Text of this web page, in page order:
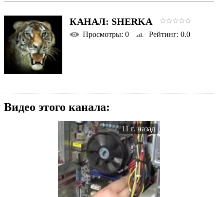
КАНАЛ: SHERKA
Просмотры: 0 Рейтинг: 0.0
Видео этого канала:
11 г. назад